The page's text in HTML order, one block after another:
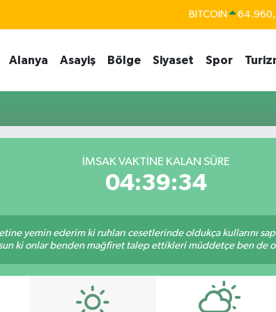
BITCOIN
EURO
Alanya Asayiş Bölge Siyaset Spor
İMSAK VAKTINE KALAN SÜRE
04:39:33
yemin ederim ki ruhları cesetlerinde oldukça kullarını
ki onlar benden mağfiret talep ettikleri müddetçe ben de